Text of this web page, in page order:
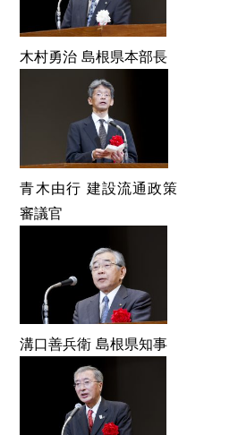
木村勇治 島根県本部長
青木由行 建設流通政策
審議官
溝口善兵衛 島根県知事